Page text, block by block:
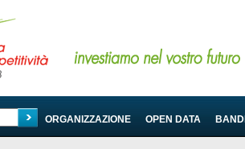
ORGANIZZAZIONE OPEN DATA